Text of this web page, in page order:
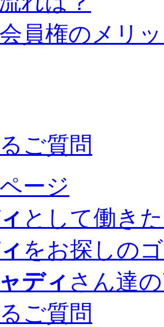
員権のメリ
ご質問
ージ
として働き
をお探しの
ディ さん達
ご質問